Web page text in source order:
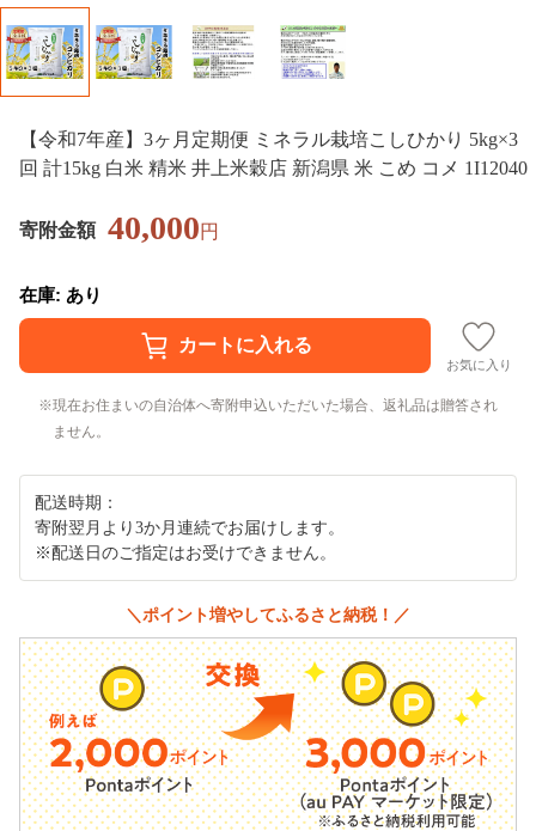
【令和7年産】3ヶ月定期便 ミネラル栽培こしひかり 5kg×3
回 計15kg 白米 精米 井上米穀店 新潟県 米 こめ コメ 1I12040
寄附金額 40,000円
在庫: あり
お気に入り
現在お住まいの自治体へ寄附申込いただいた場合、返礼品は贈答され
ません。
配送時期：
寄附翌月より3か月連続でお届けします。
※配送日のご指定はお受けできません。
＼ポイント増やしてふるさと納税！／